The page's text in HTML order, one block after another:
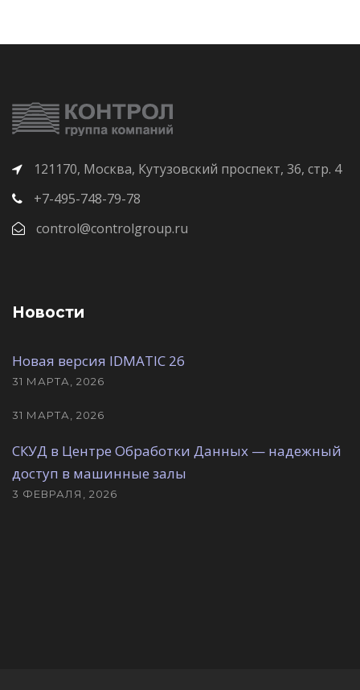
121170, Москва, Кутузовский проспект, 36, стр. 4
+7-495-748-79-78
control@controlgroup.ru
Новости
Новая версия IDMATIC 26
31 МАРТА, 2026
31 МАРТА, 2026
СКУД в Центре Обработки Данных — надежный
доступ в машинные залы
3 ФЕВРАЛЯ, 2026